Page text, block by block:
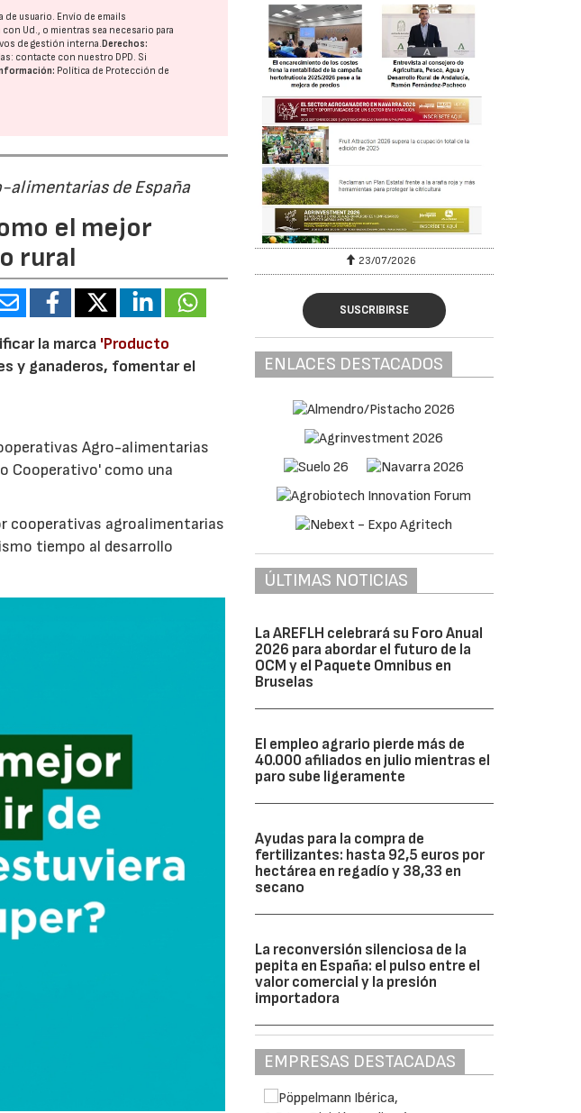
usuario. Envío de emails
Ud., o mientras sea necesario para
de gestión interna. Derechos:
contacte con nuestro DPD. Si
Política de Protección de
alimentarias de España
el mejor
rural
la marca 'Producto
y ganaderos, fomentar el
Agro-alimentarias
Cooperativo' como una
cooperativas agroalimentarias
tiempo al desarrollo
23/07/2026
SUSCRIBIRSE
ENLACES DESTACADOS
ÚLTIMAS NOTICIAS
La AREFLH celebrará su Foro Anual
2026 para abordar el futuro de la
OCM y el Paquete Omnibus en
Bruselas
El empleo agrario pierde más de
40.000 afiliados en julio mientras el
paro sube ligeramente
Ayudas para la compra de
fertilizantes: hasta 92,5 euros por
hectárea en regadío y 38,33 en
secano
La reconversión silenciosa de la
pepita en España: el pulso entre el
valor comercial y la presión
importadora
EMPRESAS DESTACADAS